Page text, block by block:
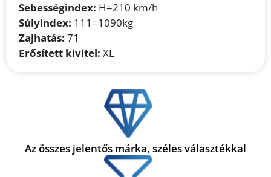
Sebességindex: H=210 km/h
Súlyindex: 111=1090kg
Zajhatás: 71
Erősített kivitel: XL
Az összes jelentős márka, széles választékkal